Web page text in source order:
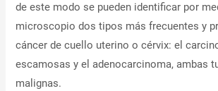
de este modo se pueden identificar por
microscopio dos tipos más frecuentes y
cáncer de cuello uterino o cérvix: el
escamosas y el adenocarcinoma, ambas
malignas.